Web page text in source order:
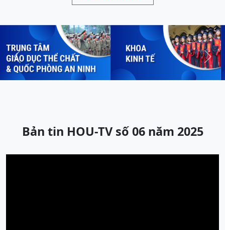
Previous Next
Bản tin HOU-TV số 06 năm 2025